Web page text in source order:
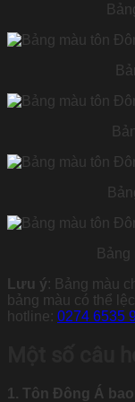
Bảng
Lưu ý: Bảng màu
bảng màu có thể
hotline: 0274 6535
1. Tôn Đông Á